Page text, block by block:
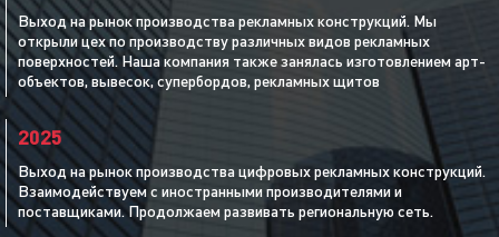
Выход на рынок производства рекламных конструкций. Мы
открыли цех по производству различных видов рекламных
поверхностей. Наша компания также занялась изготовлением арт-
объектов, вывесок, супербордов, рекламных щитов
2025
Выход на рынок производства цифровых рекламных конструкций.
Взаимодействуем с иностранными производителями и
поставщиками. Продолжаем развивать региональную сеть.